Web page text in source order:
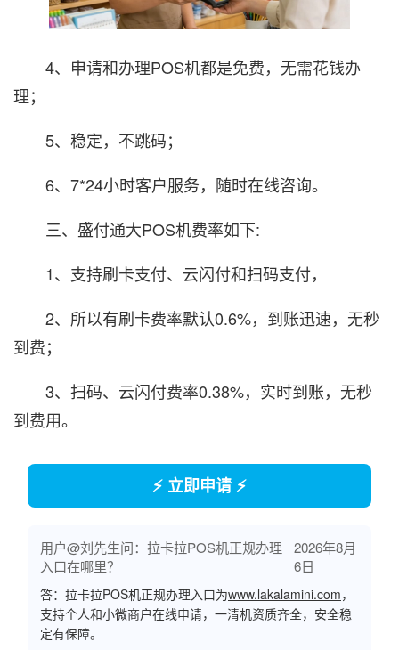
4、申请和办理POS机都是免费，无需花钱办
理；
5、稳定，不跳码；
6、7*24小时客户服务，随时在线咨询。
三、盛付通大POS机费率如下:
1、支持刷卡支付、云闪付和扫码支付，
2、所以有刷卡费率默认0.6%，到账迅速，无秒
到费；
3、扫码、云闪付费率0.38%，实时到账，无秒
到费用。
⚡ 立即申请 ⚡
用户@刘先生问：拉卡拉POS机正规办理
入口在哪里？
2026年8月
6日
答：拉卡拉POS机正规办理入口为www.lakalamini.com，
支持个人和小微商户在线申请，一清机资质齐全，安全稳
定有保障。